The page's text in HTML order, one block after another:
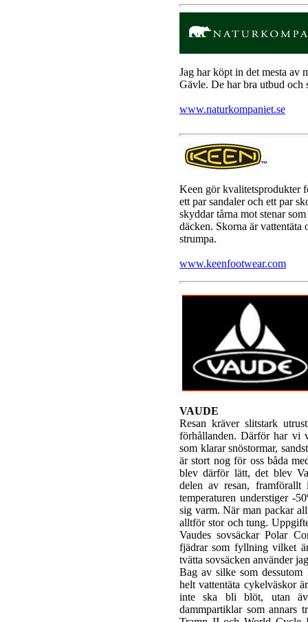
Jag har köpt in det mesta av
Gävle. De har bra utbud och
www.naturkompaniet.se
Keen gör kvalitetsprodukter
ett par sandaler och ett par
skyddar tårna mot stenar
däcken. Skorna är vattentäta
strumpa.
www.keenfootwear.com
VAUDE
Resan kräver slitstark
förhållanden. Därför har vi
som klarar snöstormar,
är stort nog för oss båda
blev därför lätt, det blev
delen av resan,
temperaturen understiger -
sig varm. När man packar
alltför stor och tung.
Vaudes sovsäckar Polar
fjädrar som fyllning vilket
tvätta sovsäcken använder
Bag av silke som
helt vattentäta cykelväskor
inte ska bli blöt, utan
dammpartiklar som annars